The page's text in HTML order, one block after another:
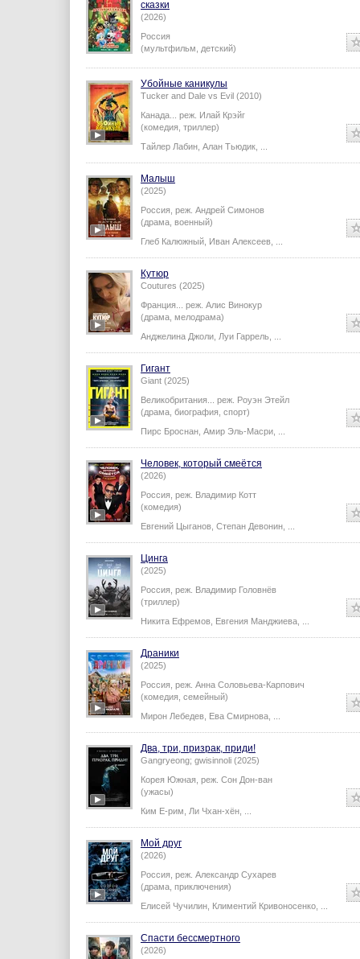
сказки
(2026)
Россия
(мультфильм, детский)
Убойные каникулы
Tucker and Dale vs Evil (2010)
Канада... реж. Илай Крэйг
(комедия, триллер)
Тайлер Лабин Алан Тьюдик
Малыш
(2025)
Россия, реж. Андрей Симонов
(драма, военный)
Глеб Калюжный Иван Алексеев
Кутюр
Coutures (2025)
Франция... реж. Алис Винокур
(драма, мелодрама)
Анджелина Джоли Луи Гаррель
Гигант
Giant (2025)
Великобритания... реж. Роуэн Этейл
(драма, биография, спорт)
Пирс Броснан Амир Эль-Масри
Человек, который смеётся
(2026)
Россия, реж. Владимир Котт
(комедия)
Евгений Цыганов Степан Девонин
Цинга
(2025)
Россия, реж. Владимир Головнёв
(триллер)
Никита Ефремов Евгения Манджиева
Драники
(2025)
Россия, реж. Анна Соловьева-Карпович
(комедия, семейный)
Мирон Лебедев Ева Смирнова
Два, три, призрак, приди!
Gangryeong; gwisinnoli (2025)
Корея Южная, реж. Сон Дон-ван
(ужасы)
Ким Е-рим
Ли Чхан-хён
Мой друг
(2026)
Россия, реж. Александр Сухарев
(драма, приключения)
Елисей Чучилин Климентий Кривоносенко
Спасти бессмертного
(2026)